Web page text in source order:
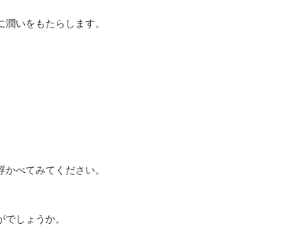
いをもたらします。
べてみてください。
しょうか。